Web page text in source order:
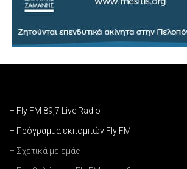
– Fly FM 89,7 Live Radio
– Πρόγραμμα εκπομπών Fly FM
– Σχετικά με εμάς